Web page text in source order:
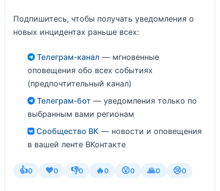
Подпишитесь, чтобы получать уведомления о
новых инцидентах раньше всех:
Телеграм-канал — мгновенные
оповещения обо всех событиях
(предпочтительный канал)
Телеграм-бот — уведомления только по
выбранным вами регионам
Сообщество ВК — новости и оповещения
в вашей ленте ВКонтакте
👍0 ❤️0 👎0 🔥0 😮0 🙏0 😢0